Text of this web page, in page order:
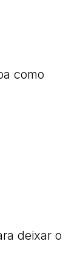
como
deixar o